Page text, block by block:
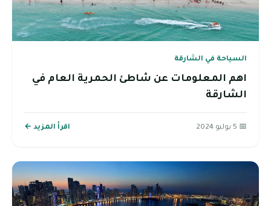
السياحة في الشارقة
اهم المعلومات عن شاطئ الحمرية العام في
الشارقة
📅 5 يوليو 2024 اقرأ المزيد ←